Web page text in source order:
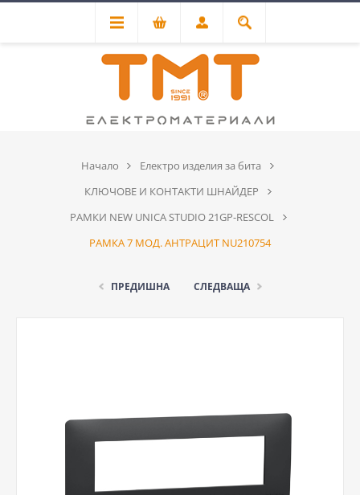
Начало
Електро изделия за бита
КЛЮЧОВЕ И КОНТАКТИ ШНАЙДЕР
РАМКИ NEW UNICA STUDIO 21GP-RESCOL
РАМКА 7 МОД. АНТРАЦИТ NU210754
ПРЕДИШНА СЛЕДВАЩА